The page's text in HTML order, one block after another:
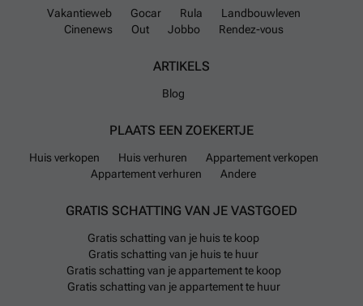
dit net iets onder het Belgische gemiddelde.
Momenteel staan er zo'n vierenvijftig huizen te koop
verschillende hoofdwegen waaronder N92 en N95 en
A4/E411 richting Brussel of Namen. Openbaar vervoer
wordt aangeboden via een zestal buslijnen die
verbinden met plaatsen als Givet en Ciney. Het
iets minder dan drie kwartier afstand.
Voor dagelijkse boodschappen kunnen bewoners
Vakantieweb Gocar Rula
Landbouwleven
Cinenews
Out Jobbo Rendez-vous
ARTIKELS
Blog
PLAATS EEN ZOEKERTJE
Huis verkopen Huis verhuren
Appartement verkopen
Appartement verhuren
Andere
GRATIS SCHATTING VAN JE VASTGOED
Gratis schatting van je huis te koop
Gratis schatting van je huis te huur
Gratis schatting van je appartement te koop
Gratis schatting van je appartement te huur